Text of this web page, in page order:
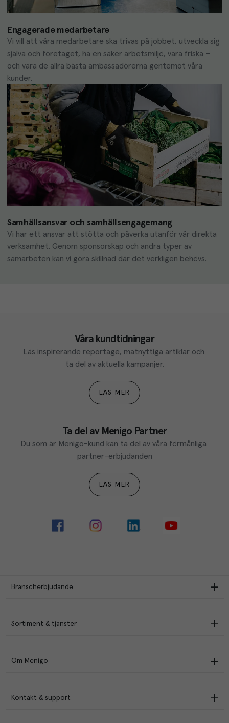
Engagerade medarbetare
Vi vill att våra medarbetare ska trivas på jobbet, utveckla sig
själva och företaget, ha en säker arbetsmiljö, vara friska –
och vara de allra bästa ambassadörerna gentemot våra
kunder.
Samhällsansvar och samhällsengagemang
Vi har ett ansvar att stötta och påverka utanför vår direkta
verksamhet. Genom sponsorskap och andra typer av
samarbeten kan vi göra skillnad där det verkligen behövs.
Våra kundtidningar
Läs inspirerande reportage, matnyttiga artiklar och
ta del av aktuella kampanjer.
LÄS MER
Ta del av Menigo Partner
Du som är Menigo-kund kan ta del av våra förmånliga
partner-erbjudanden
LÄS MER
Branscherbjudande
Sortiment & tjänster
Om Menigo
Kontakt & support